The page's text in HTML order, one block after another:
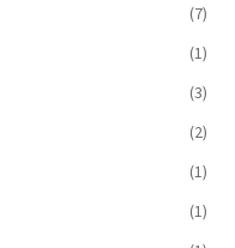
(7)
(1)
(3)
(2)
(1)
(1)